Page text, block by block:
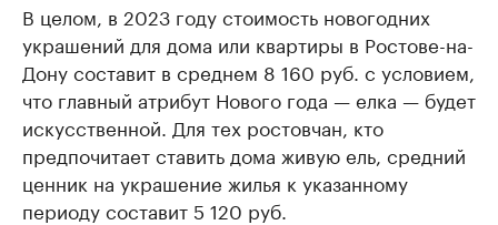
В целом, в 2023 году стоимость новогодних
украшений для дома или квартиры в Ростове-на-
Дону составит в среднем 8 160 руб. с условием,
что главный атрибут Нового года — елка — будет
искусственной. Для тех ростовчан, кто
предпочитает ставить дома живую ель, средний
ценник на украшение жилья к указанному
периоду составит 5 120 руб.